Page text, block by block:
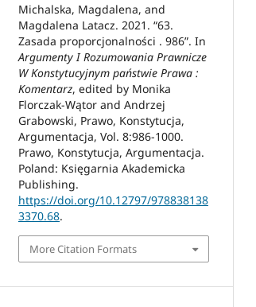
Michalska, Magdalena, and
Magdalena Latacz. 2021. “63.
Zasada proporcjonalności . 986”. In
Argumenty I Rozumowania Prawnicze
W Konstytucyjnym państwie Prawa :
Komentarz, edited by Monika
Florczak-Wątor and Andrzej
Grabowski, Prawo, Konstytucja,
Argumentacja, Vol. 8:986-1000.
Prawo, Konstytucja, Argumentacja.
Poland: Księgarnia Akademicka
Publishing.
https://doi.org/10.12797/978838138
3370.68.
More Citation Formats